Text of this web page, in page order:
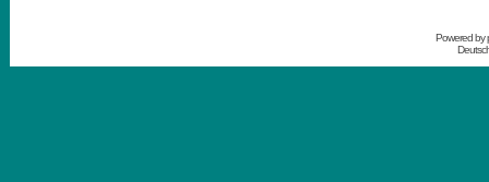
Powered by